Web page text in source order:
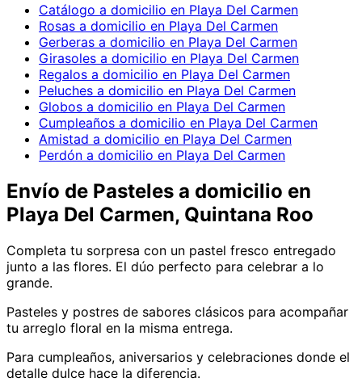
Catálogo a domicilio en Playa Del Carmen
Rosas a domicilio en Playa Del Carmen
Gerberas a domicilio en Playa Del Carmen
Girasoles a domicilio en Playa Del Carmen
Regalos a domicilio en Playa Del Carmen
Peluches a domicilio en Playa Del Carmen
Globos a domicilio en Playa Del Carmen
Cumpleaños a domicilio en Playa Del Carmen
Amistad a domicilio en Playa Del Carmen
Perdón a domicilio en Playa Del Carmen
Envío de Pasteles a domicilio en
Playa Del Carmen, Quintana Roo
Completa tu sorpresa con un pastel fresco entregado
junto a las flores. El dúo perfecto para celebrar a lo
grande.
Pasteles y postres de sabores clásicos para acompañar
tu arreglo floral en la misma entrega.
Para cumpleaños, aniversarios y celebraciones donde el
detalle dulce hace la diferencia.